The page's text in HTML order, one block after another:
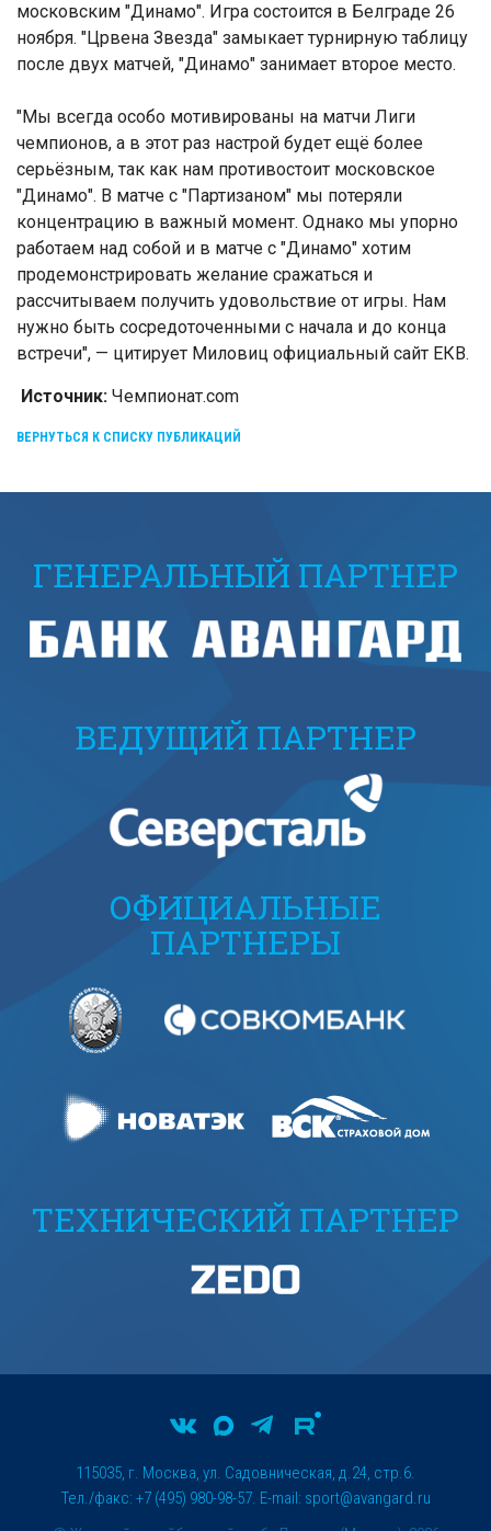
московским "Динамо". Игра состоится в Белграде 26
ноября. "Црвена Звезда" замыкает турнирную таблицу
после двух матчей, "Динамо" занимает второе место.
"Мы всегда особо мотивированы на матчи Лиги
чемпионов, а в этот раз настрой будет ещё более
серьёзным, так как нам противостоит московское
"Динамо". В матче с "Партизаном" мы потеряли
концентрацию в важный момент. Однако мы упорно
работаем над собой и в матче с "Динамо" хотим
продемонстрировать желание сражаться и
рассчитываем получить удовольствие от игры. Нам
нужно быть сосредоточенными с начала и до конца
встречи", — цитирует Миловиц официальный сайт ЕКВ.
Источник: Чемпионат.com
ВЕРНУТЬСЯ К СПИСКУ ПУБЛИКАЦИЙ
ГЕНЕРАЛЬНЫЙ ПАРТНЕР
ВЕДУЩИЙ ПАРТНЕР
ОФИЦИАЛЬНЫЕ
ПАРТНЕРЫ
ТЕХНИЧЕСКИЙ ПАРТНЕР
115035, г. Москва, ул. Садовническая, д.24, стр.6.
Тел./факс: +7 (495) 980-98-57. E-mail: sport@avangard.ru